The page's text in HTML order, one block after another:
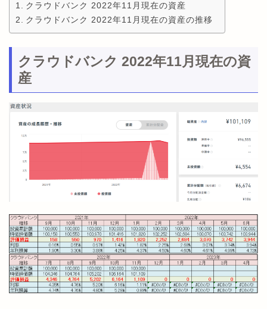
クラウドバンク 2022年11月現在の資産
クラウドバンク 2022年11月現在の資産の推移
クラウドバンク 2022年11月現在の資
産